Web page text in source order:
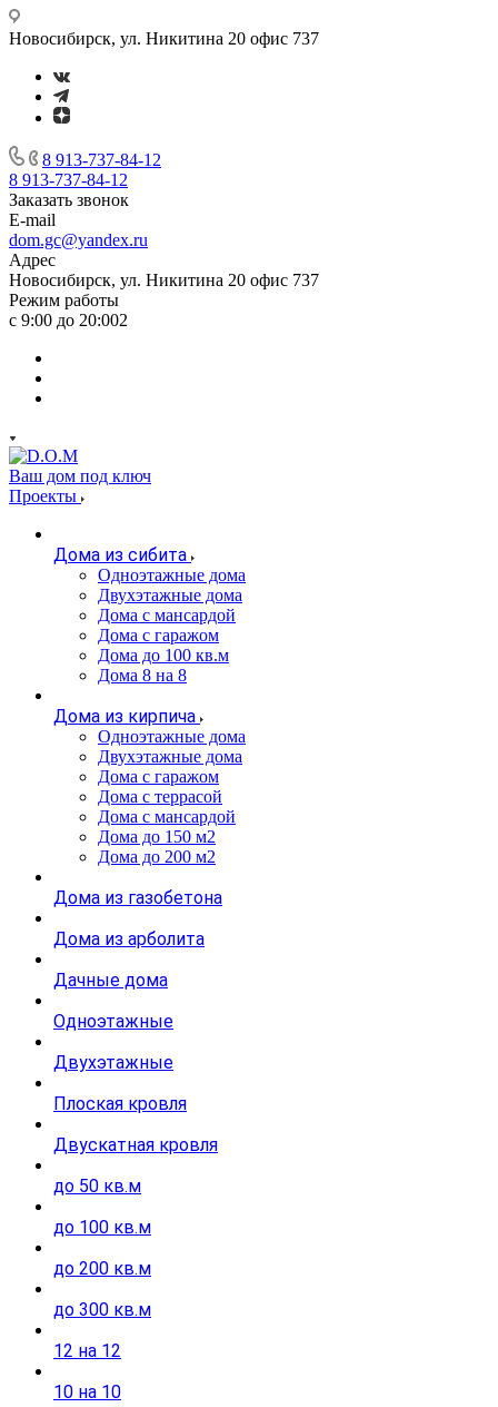
Новосибирск, ул. Никитина 20 офис 737
8 913-737-84-12
8 913-737-84-12
Заказать звонок
E-mail
dom.gc@yandex.ru
Адрес
Новосибирск, ул. Никитина 20 офис 737
Режим работы
с 9:00 до 20:002
Ваш дом под ключ
Проекты
Дома из сибита
Одноэтажные дома
Двухэтажные дома
Дома с мансардой
Дома с гаражом
Дома до 100 кв.м
Дома 8 на 8
Дома из кирпича
Одноэтажные дома
Двухэтажные дома
Дома с гаражом
Дома с террасой
Дома с мансардой
Дома до 150 м2
Дома до 200 м2
Дома из газобетона
Дома из арболита
Дачные дома
Одноэтажные
Двухэтажные
Плоская кровля
Двускатная кровля
до 50 кв.м
до 100 кв.м
до 200 кв.м
до 300 кв.м
12 на 12
10 на 10